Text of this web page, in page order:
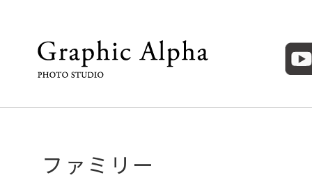
ファミリー